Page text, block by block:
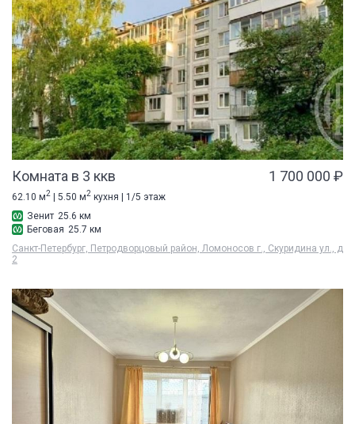
Комната в 3 ккв 1 700 000 ₽
62.10 м2 | 5.50 м2 кухня | 1/5 этаж
Зенит 25.6 км
Беговая 25.7 км
Санкт-Петербург, Петродворцовый район, Ломоносов г., Скуридина ул., д
2